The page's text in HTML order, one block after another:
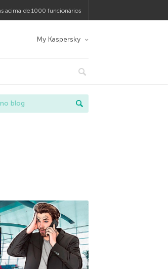
acima de 1000 funcionários
My Kaspersky